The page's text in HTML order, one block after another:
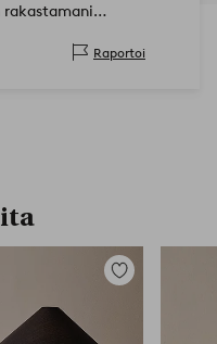
rakastamani
Raportoi
Lisää